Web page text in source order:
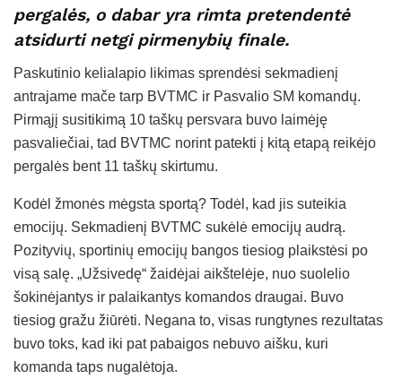
pergalės, o dabar yra rimta pretendentė
atsidurti netgi pirmenybių finale.
Paskutinio kelialapio likimas sprendėsi sekmadienį
antrajame mače tarp BVTMC ir Pasvalio SM komandų.
Pirmąjį susitikimą 10 taškų persvara buvo laimėję
pasvaliečiai, tad BVTMC norint patekti į kitą etapą reikėjo
pergalės bent 11 taškų skirtumu.
Kodėl žmonės mėgsta sportą? Todėl, kad jis suteikia
emocijų. Sekmadienį BVTMC sukėlė emocijų audrą.
Pozityvių, sportinių emocijų bangos tiesiog plaikstėsi po
visą salę. „Užsivedę“ žaidėjai aikštelėje, nuo suolelio
šokinėjantys ir palaikantys komandos draugai. Buvo
tiesiog gražu žiūrėti. Negana to, visas rungtynes rezultatas
buvo toks, kad iki pat pabaigos nebuvo aišku, kuri
komanda taps nugalėtoja.